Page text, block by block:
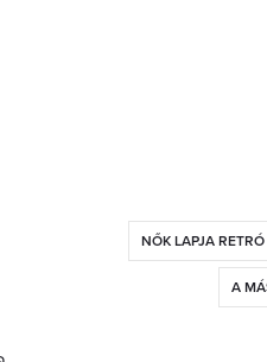
NŐK LAPJA RETRÓ
A